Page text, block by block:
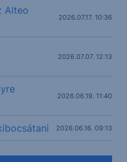
Alteo
2026.07.17. 10:36
2026.07.07. 12:13
2026.06.19. 11:40
2026.06.16. 09:13